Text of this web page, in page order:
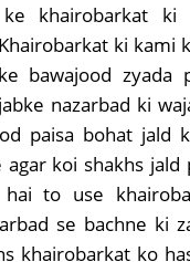
khairobarkat ki
ki kami
bawajood zyada
nazarbad ki
paisa bohat jald
koi shakhs jald
hai to use
se bachne ki
khairobarkat ko